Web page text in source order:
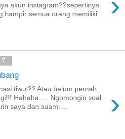
akun instagram??sepertinya
hampir semua orang memiliki
›
tiwul?? Atau belum pernah
Hahaha..... Ngomongin soal
saya dan suami ...